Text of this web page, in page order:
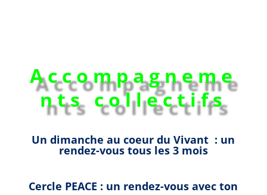
Accompagneme
nts collectifs
Un dimanche au coeur du Vivant : un
rendez-vous tous les 3 mois
Cercle PEACE : un rendez-vous avec ton